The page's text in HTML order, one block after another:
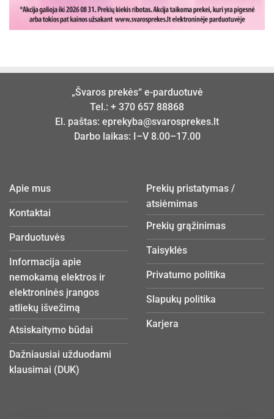
„Švaros prekės“ e-parduotuvė
Tel.: + 370 657 88868
El. paštas: eprekyba@svarosprekes.lt
Darbo laikas: I–V 8.00–17.00
Apie mus
Kontaktai
Parduotuvės
Informacija apie
nemokamą elektros ir
elektroninės įrangos
atliekų išvežimą
Atsiskaitymo būdai
Dažniausiai užduodami
klausimai (DUK)
Prekių pristatymas /
atsiėmimas
Prekių grąžinimas
Taisyklės
Privatumo politika
Slapukų politika
Karjera